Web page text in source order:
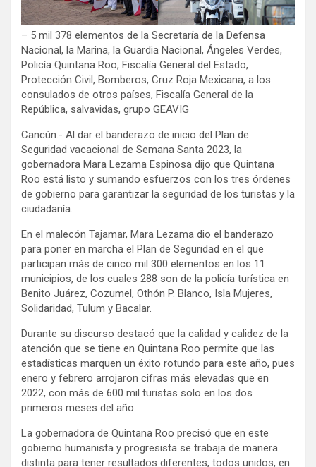
– 5 mil 378 elementos de la Secretaría de la Defensa
Nacional, la Marina, la Guardia Nacional, Ángeles Verdes,
Policía Quintana Roo, Fiscalía General del Estado,
Protección Civil, Bomberos, Cruz Roja Mexicana, a los
consulados de otros países, Fiscalía General de la
República, salvavidas, grupo GEAVIG
Cancún.- Al dar el banderazo de inicio del Plan de
Seguridad vacacional de Semana Santa 2023, la
gobernadora Mara Lezama Espinosa dijo que Quintana
Roo está listo y sumando esfuerzos con los tres órdenes
de gobierno para garantizar la seguridad de los turistas y la
ciudadanía.
En el malecón Tajamar, Mara Lezama dio el banderazo
para poner en marcha el Plan de Seguridad en el que
participan más de cinco mil 300 elementos en los 11
municipios, de los cuales 288 son de la policía turística en
Benito Juárez, Cozumel, Othón P. Blanco, Isla Mujeres,
Solidaridad, Tulum y Bacalar.
Durante su discurso destacó que la calidad y calidez de la
atención que se tiene en Quintana Roo permite que las
estadísticas marquen un éxito rotundo para este año, pues
enero y febrero arrojaron cifras más elevadas que en
2022, con más de 600 mil turistas solo en los dos
primeros meses del año.
La gobernadora de Quintana Roo precisó que en este
gobierno humanista y progresista se trabaja de manera
distinta para tener resultados diferentes, todos unidos, en